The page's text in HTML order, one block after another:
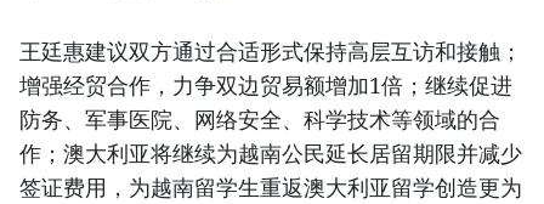
王廷惠建议双方通过合适形式保持高层互访和接触；
增强经贸合作，力争双边贸易额增加1倍；继续促进
防务、军事医院、网络安全、科学技术等领域的合
作；澳大利亚将继续为越南公民延长居留期限并减少
签证费用，为越南留学生重返澳大利亚留学创造更为